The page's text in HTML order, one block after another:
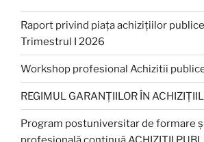
Raport privind piața achizițiilor
Trimestrul I 2026
Workshop profesional Achizitii
REGIMUL GARANȚIILOR ÎN
Program postuniversitar de formare